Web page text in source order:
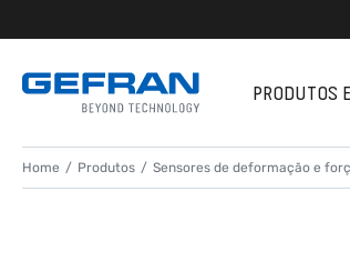
PRODUTOS
Home Produtos Sensores de deformação e